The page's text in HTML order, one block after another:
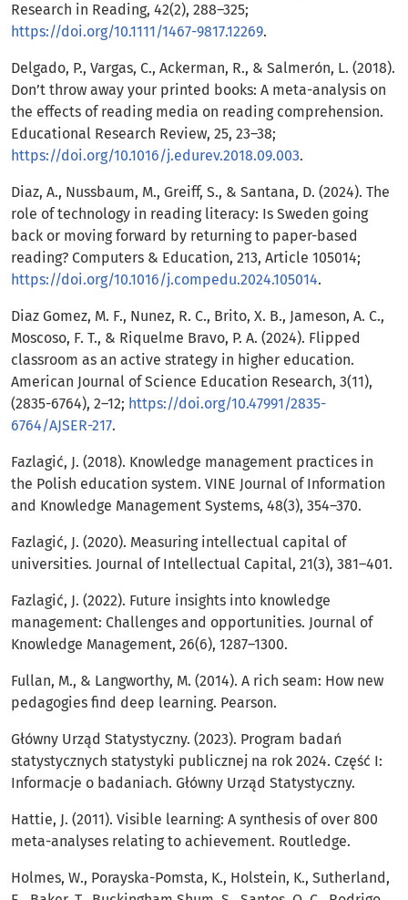
Research in Reading, 42(2), 288–325;
https://doi.org/10.1111/1467-9817.12269.
Delgado, P., Vargas, C., Ackerman, R., & Salmerón, L. (2018).
Don’t throw away your printed books: A meta-analysis on
the effects of reading media on reading comprehension.
Educational Research Review, 25, 23–38;
https://doi.org/10.1016/j.edurev.2018.09.003.
Diaz, A., Nussbaum, M., Greiff, S., & Santana, D. (2024). The
role of technology in reading literacy: Is Sweden going
back or moving forward by returning to paper-based
reading? Computers & Education, 213, Article 105014;
https://doi.org/10.1016/j.compedu.2024.105014.
Diaz Gomez, M. F., Nunez, R. C., Brito, X. B., Jameson, A. C.,
Moscoso, F. T., & Riquelme Bravo, P. A. (2024). Flipped
classroom as an active strategy in higher education.
American Journal of Science Education Research, 3(11),
(2835-6764), 2–12; https://doi.org/10.47991/2835-
6764/AJSER-217.
Fazlagić, J. (2018). Knowledge management practices in
the Polish education system. VINE Journal of Information
and Knowledge Management Systems, 48(3), 354–370.
Fazlagić, J. (2020). Measuring intellectual capital of
universities. Journal of Intellectual Capital, 21(3), 381–401.
Fazlagić, J. (2022). Future insights into knowledge
management: Challenges and opportunities. Journal of
Knowledge Management, 26(6), 1287–1300.
Fullan, M., & Langworthy, M. (2014). A rich seam: How new
pedagogies find deep learning. Pearson.
Główny Urząd Statystyczny. (2023). Program badań
statystycznych statystyki publicznej na rok 2024. Część I:
Informacje o badaniach. Główny Urząd Statystyczny.
Hattie, J. (2011). Visible learning: A synthesis of over 800
meta-analyses relating to achievement. Routledge.
Holmes, W., Porayska-Pomsta, K., Holstein, K., Sutherland,